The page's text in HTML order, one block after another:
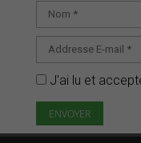
J'ai lu et